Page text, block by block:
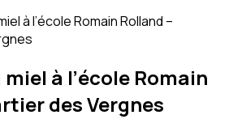
à l’école Romain Rolland –
à l’école Romain
des Vergnes